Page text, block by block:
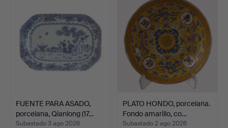
FUENTE PARA ASADO,
porcelana, Qianlong (17…
Subastado 3 ago 2026
PLATO HONDO, porcelana.
Fondo amarillo, co…
Subastado 2 ago 2026